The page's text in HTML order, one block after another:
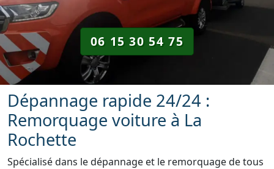
06 15 30 54 75
Dépannage rapide 24/24 :
Remorquage voiture à La
Rochette
Spécialisé dans le dépannage et le remorquage de tous